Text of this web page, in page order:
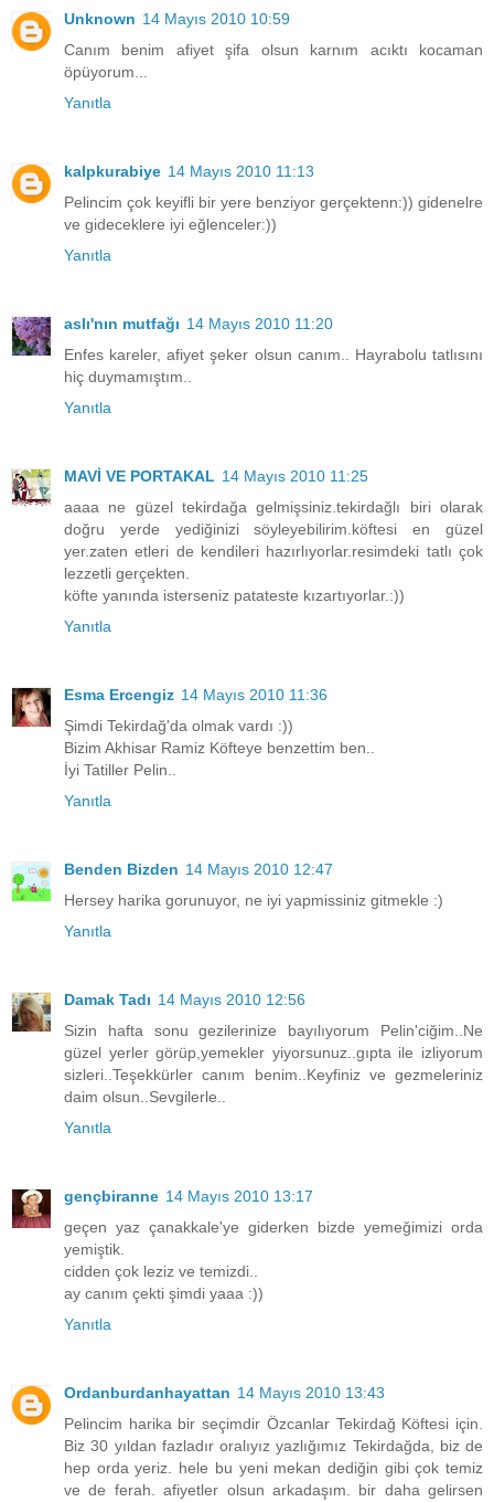
Unknown 14 Mayıs 2010 10:59
Canım benim afiyet şifa olsun karnım acıktı kocaman
öpüyorum...
Yanıtla
kalpkurabiye 14 Mayıs 2010 11:13
Pelincim çok keyifli bir yere benziyor gerçektenn:)) gidenelre
ve gideceklere iyi eğlenceler:))
Yanıtla
aslı'nın mutfağı 14 Mayıs 2010 11:20
Enfes kareler, afiyet şeker olsun canım.. Hayrabolu tatlısını
hiç duymamıştım..
Yanıtla
MAVİ VE PORTAKAL 14 Mayıs 2010 11:25
aaaa ne güzel tekirdağa gelmişsiniz.tekirdağlı biri olarak
doğru yerde yediğinizi söyleyebilirim.köftesi en güzel
yer.zaten etleri de kendileri hazırlıyorlar.resimdeki tatlı çok
lezzetli gerçekten.
köfte yanında isterseniz patateste kızartıyorlar.:))
Yanıtla
Esma Ercengiz 14 Mayıs 2010 11:36
Şimdi Tekirdağ'da olmak vardı :))
Bizim Akhisar Ramiz Köfteye benzettim ben..
İyi Tatiller Pelin..
Yanıtla
Benden Bizden 14 Mayıs 2010 12:47
Hersey harika gorunuyor, ne iyi yapmissiniz gitmekle :)
Yanıtla
Damak Tadı 14 Mayıs 2010 12:56
Sizin hafta sonu gezilerinize bayılıyorum Pelin'ciğim..Ne
güzel yerler görüp,yemekler yiyorsunuz..gıpta ile izliyorum
sizleri..Teşekkürler canım benim..Keyfiniz ve gezmeleriniz
daim olsun..Sevgilerle..
Yanıtla
gençbiranne 14 Mayıs 2010 13:17
geçen yaz çanakkale'ye giderken bizde yemeğimizi orda
yemiştik.
cidden çok leziz ve temizdi..
ay canım çekti şimdi yaaa :))
Yanıtla
Ordanburdanhayattan 14 Mayıs 2010 13:43
Pelincim harika bir seçimdir Özcanlar Tekirdağ Köftesi için.
Biz 30 yıldan fazladır oralıyız yazlığımız Tekirdağda, biz de
hep orda yeriz. hele bu yeni mekan dediğin gibi çok temiz
ve de ferah. afiyetler olsun arkadaşım. bir daha gelirsen